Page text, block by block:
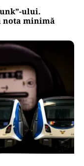
ului.
nota minimă